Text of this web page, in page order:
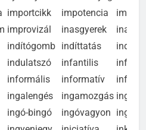
ilyesfajta imaszőnyeg
importcikk impotencia
improvizál inasgyerek
indítógomb indíttatás
indulatszó infantilis
informális informatív
ingalengés ingamozgás
ingó-bingó ingóvagyon